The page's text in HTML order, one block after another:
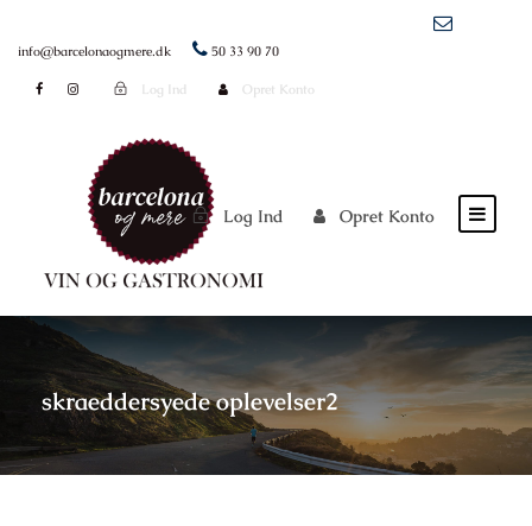
info@barcelonaogmere.dk 50 33 90 70
Log Ind Opret Konto
Log Ind Opret Konto
skraeddersyede oplevelser2